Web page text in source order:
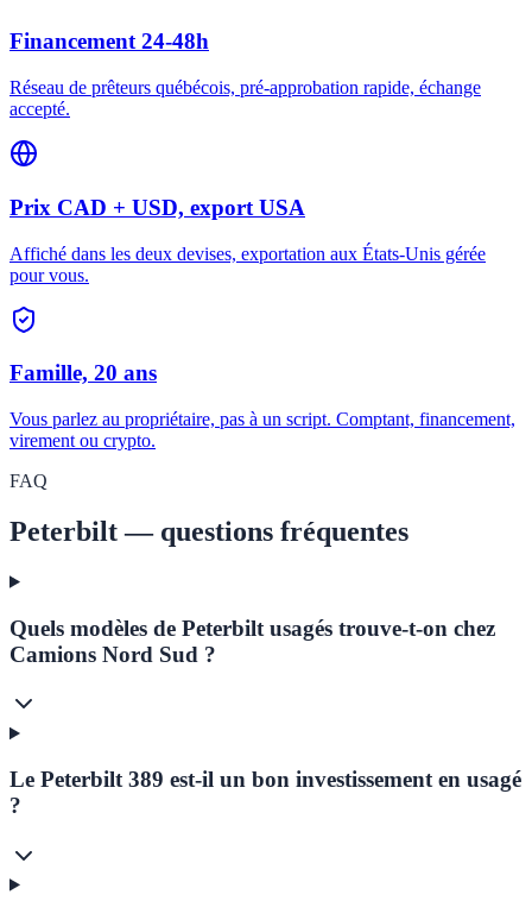
Financement 24-48h
Réseau de prêteurs québécois, pré-approbation rapide, échange
accepté.
Prix CAD + USD, export USA
Affiché dans les deux devises, exportation aux États-Unis gérée
pour vous.
Famille, 20 ans
Vous parlez au propriétaire, pas à un script. Comptant, financement,
virement ou crypto.
FAQ
Peterbilt — questions fréquentes
Quels modèles de Peterbilt usagés trouve-t-on chez
Camions Nord Sud ?
Le Peterbilt 389 est-il un bon investissement en usagé
?